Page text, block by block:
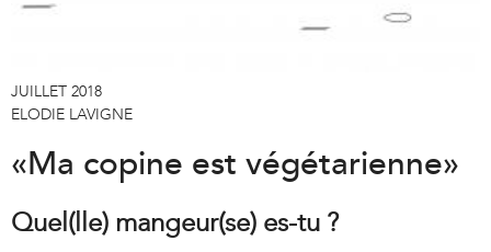
JUILLET 2018
ELODIE LAVIGNE
«Ma copine est végétarienne»
Quel(lle) mangeur(se) es-tu ?